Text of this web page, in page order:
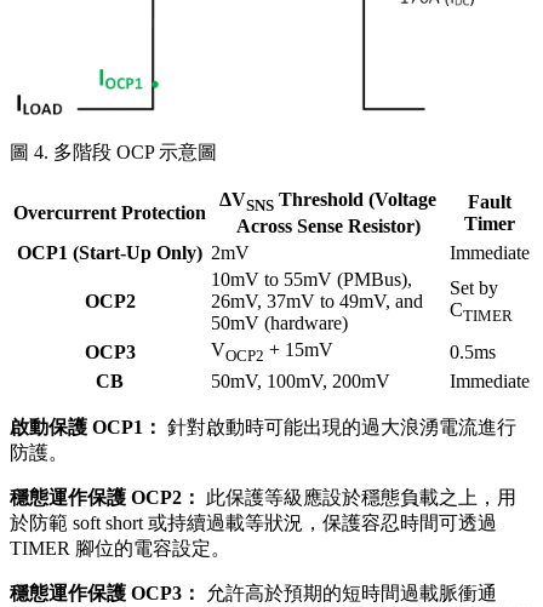
圖 4. 多階段 OCP 示意圖
Overcurrent Protection
ΔVSNS Threshold (Voltage
Across Sense Resistor)
Fault
Timer
OCP1 (Start-Up Only) 2mV Immediate
OCP2
10mV to 55mV (PMBus),
26mV, 37mV to 49mV, and
50mV (hardware)
Set by
CTIMER
OCP3 VOCP2 + 15mV
0.5ms
CB
50mV, 100mV, 200mV Immediate
啟動保護 OCP1： 針對啟動時可能出現的過大浪湧電流進行
防護。
穩態運作保護 OCP2：
此保護等級應設於穩態負載之上，用
於防範 soft short 或持續過載等狀況，保護容忍時間可透過
TIMER 腳位的電容設定。
穩態運作保護 OCP3：
允許高於預期的短時間過載脈衝通